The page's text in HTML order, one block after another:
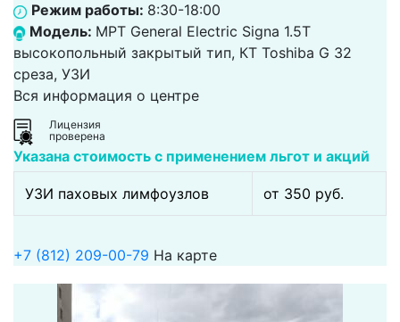
Режим работы: 8:30-18:00
Модель: МРТ General Electric Signa 1.5T
высокопольный закрытый тип, КТ Toshiba G 32
среза, УЗИ
Вся информация о центре
Лицензия
проверена
Указана стоимость с применением льгот и акций
УЗИ паховых лимфоузлов от 350 pуб.
+7 (812) 209-00-79 На карте